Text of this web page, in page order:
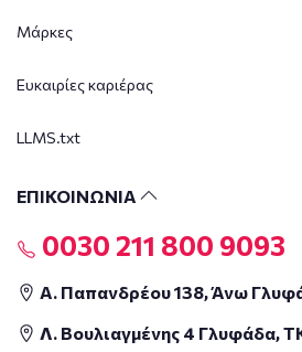
Μάρκες
Ευκαιρίες καριέρας
LLMS.txt
ΕΠΙΚΟΙΝΩΝΙΑ
0030 211 800 9093
Α. Παπανδρέου 138, Άνω
Λ. Βουλιαγμένης 4 Γλυφάδα,